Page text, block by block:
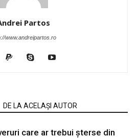
Partos
www.andreipartos.ro
DE LA ACELAȘI AUTOR
care ar trebui șterse din